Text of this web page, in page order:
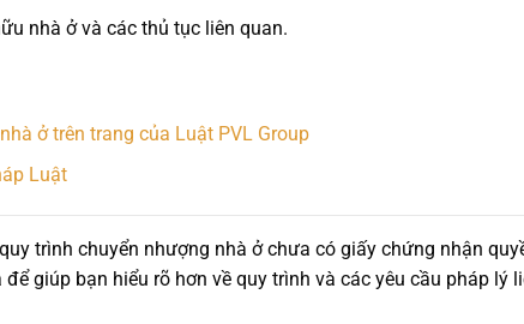
nhà ở và các thủ tục liên quan.
ở trên trang của Luật PVL Group
Luật
trình chuyển nhượng nhà ở chưa có giấy chứng nhận
giúp bạn hiểu rõ hơn về quy trình và các yêu cầu pháp lý